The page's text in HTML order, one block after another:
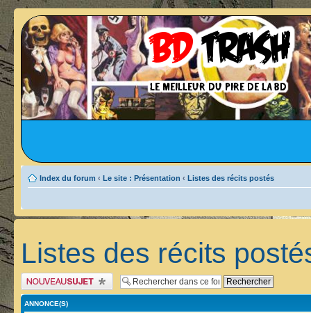
Index du forum ‹ Le site : Présentation ‹ Listes des récits postés
Listes des récits
Publier un nouveau sujet
ANNONCE(S)